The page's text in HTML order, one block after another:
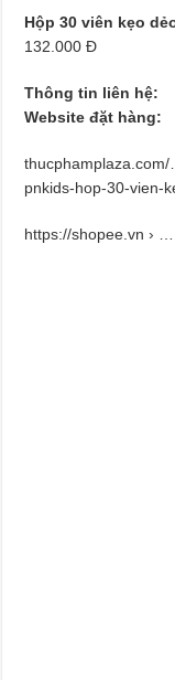
Hộp 30 viên kẹo
132.000 Đ
Thông tin liên hệ:
Website đặt hàng:
pnkids-hop-30-vien-
https://shopee.vn ›